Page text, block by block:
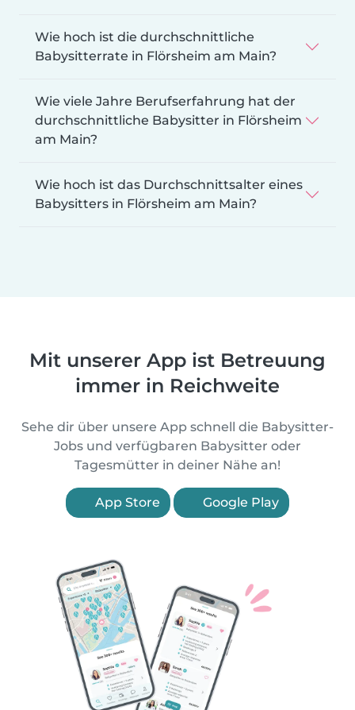
Wie hoch ist die durchschnittliche
Babysitterrate in Flörsheim am Main?
Wie viele Jahre Berufserfahrung hat der
durchschnittliche Babysitter in Flörsheim
am Main?
Wie hoch ist das Durchschnittsalter eines
Babysitters in Flörsheim am Main?
Mit unserer App ist Betreuung
immer in Reichweite
Sehe dir über unsere App schnell die Babysitter-
Jobs und verfügbaren Babysitter oder
Tagesmütter in deiner Nähe an!
App Store Google Play